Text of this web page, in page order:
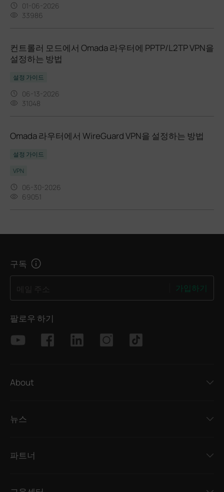
01-06-2026
33986
컨트롤러 모드에서 Omada 라우터에 PPTP/L2TP VPN을
설정하는 방법
설정 가이드
06-13-2026
31048
Omada 라우터에서 WireGuard VPN을 설정하는 방법
설정 가이드
VPN
06-30-2026
69051
구독
가입하기
팔로우 하기
About
뉴스
파트너